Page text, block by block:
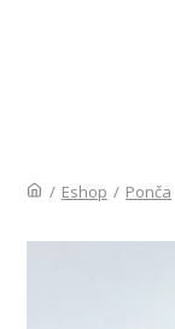
/ Eshop / Ponča